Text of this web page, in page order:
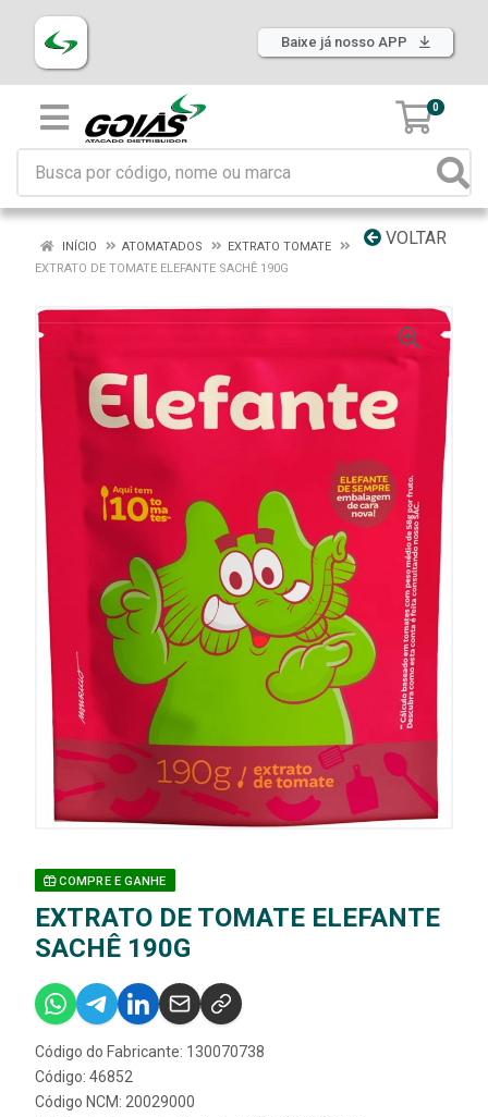
Baixe já nosso APP
0
VOLTAR
INÍCIO ATOMATADOS
EXTRATO TOMATE
EXTRATO DE TOMATE ELEFANTE SACHÊ 190G
COMPRE E GANHE
EXTRATO DE TOMATE ELEFANTE
SACHÊ 190G
Código do Fabricante: 130070738
Código: 46852
Código NCM: 20029000